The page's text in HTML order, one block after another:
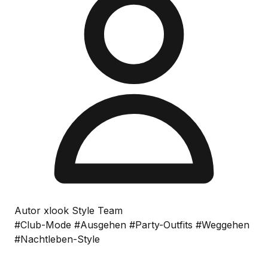
Autor xlook Style Team
#Club-Mode #Ausgehen #Party-Outfits #Weggehen
#Nachtleben-Style